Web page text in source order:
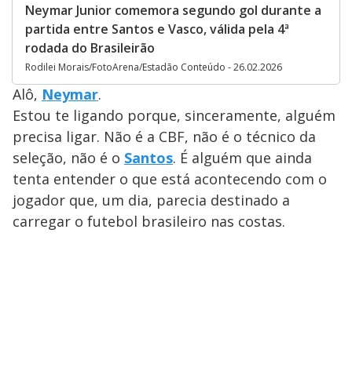
Neymar Junior comemora segundo gol durante a
partida entre Santos e Vasco, válida pela 4ª
rodada do Brasileirão
Rodilei Morais/FotoArena/Estadão Conteúdo - 26.02.2026
Alô, Neymar.
Estou te ligando porque, sinceramente, alguém
precisa ligar. Não é a CBF, não é o técnico da
seleção, não é o Santos. É alguém que ainda
tenta entender o que está acontecendo com o
jogador que, um dia, parecia destinado a
carregar o futebol brasileiro nas costas.